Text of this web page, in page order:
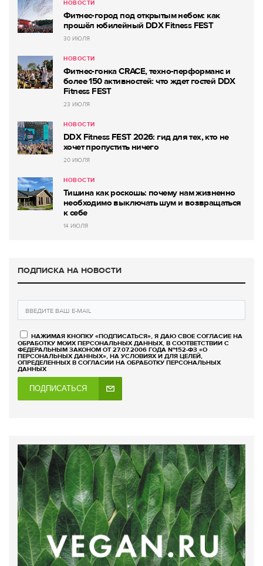
НОВОСТИ
Фитнес-город под открытым небом: как
прошёл юбилейный DDX Fitness FEST
30 ИЮЛЯ
НОВОСТИ
Фитнес-гонка CRACE, техно-перформанс и
более 150 активностей: что ждет гостей DDX
Fitness FEST
23 ИЮЛЯ
НОВОСТИ
DDX Fitness FEST 2026: гид для тех, кто не
хочет пропустить ничего
20 ИЮЛЯ
НОВОСТИ
Тишина как роскошь: почему нам жизненно
необходимо выключать шум и возвращаться
к себе
14 ИЮЛЯ
ПОДПИСКА НА НОВОСТИ
НАЖИМАЯ КНОПКУ «ПОДПИСАТЬСЯ», Я ДАЮ СВОЕ СОГЛАСИЕ НА
ОБРАБОТКУ МОИХ ПЕРСОНАЛЬНЫХ ДАННЫХ, В СООТВЕТСТВИИ С
ФЕДЕРАЛЬНЫМ ЗАКОНОМ ОТ 27.07.2006 ГОДА №152-ФЗ «О
ПЕРСОНАЛЬНЫХ ДАННЫХ», НА УСЛОВИЯХ И ДЛЯ ЦЕЛЕЙ,
ОПРЕДЕЛЕННЫХ В СОГЛАСИИ НА ОБРАБОТКУ ПЕРСОНАЛЬНЫХ
ДАННЫХ
ПОДПИСАТЬСЯ